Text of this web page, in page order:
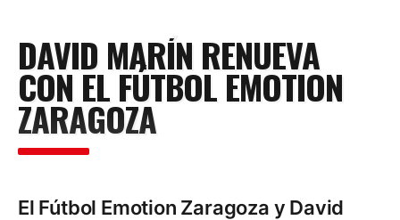
Food & Drink
Features
News
Contacts
DAVID MARÍN RENUEVA
CON EL FÚTBOL EMOTION
ZARAGOZA
El Fútbol Emotion Zaragoza y David